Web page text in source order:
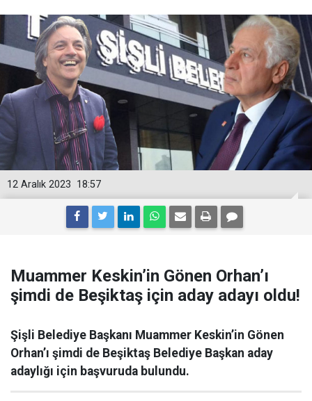
18:57
12 Aralık 2023
Muammer Keskin’in Gönen Orhan’ı
şimdi de Beşiktaş için aday adayı oldu!
Şişli Belediye Başkanı Muammer Keskin’in Gönen
Orhan’ı şimdi de Beşiktaş Belediye Başkan aday
adaylığı için başvuruda bulundu.